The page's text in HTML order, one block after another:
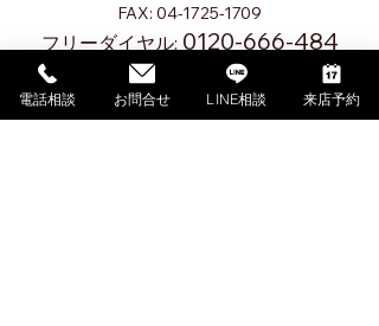
FAX: 04-1725-1709
フリーダイヤル: 0120-666-484
お問い合わせはこちら
電話相談 お問合せ LINE相談 来店予約